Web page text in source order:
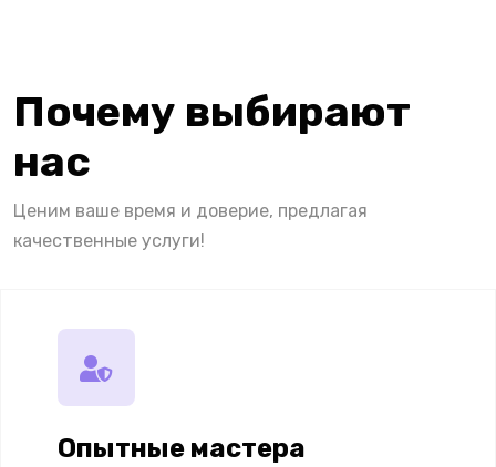
Почему выбирают
нас
Ценим ваше время и доверие, предлагая
качественные услуги!
Опытные мастера